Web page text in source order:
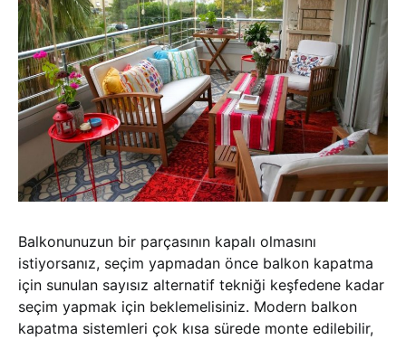
Balkonunuzun bir parçasının kapalı olmasını
istiyorsanız, seçim yapmadan önce balkon kapatma
için sunulan sayısız alternatif tekniği keşfedene kadar
seçim yapmak için beklemelisiniz. Modern balkon
kapatma sistemleri çok kısa sürede monte edilebilir,